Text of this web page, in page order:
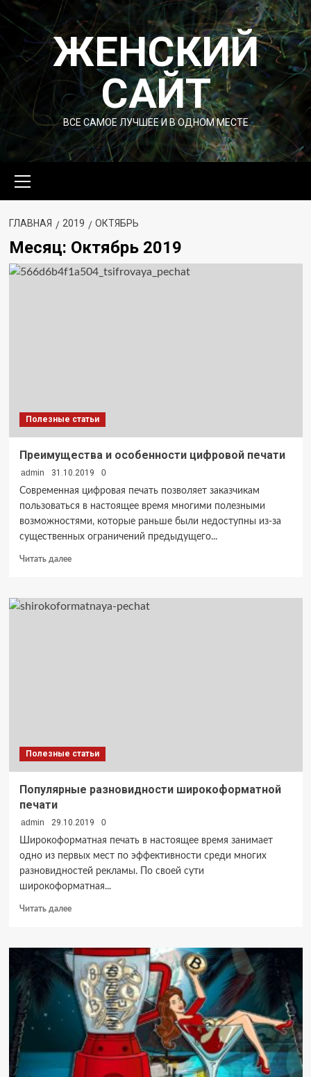
Перейти
содержимомуЖЕНСКИЙ
САЙТ
ВСЕ САМОЕ ЛУЧШЕЕ И В ОДНОМ МЕСТЕ
меню
ГЛАВНАЯ 2019 ОКТЯБРЬ
Месяц: Октябрь 2019
Полезные статьи
Преимущества и особенности цифровой печати
admin 31.10.2019
0
Современная цифровая печать позволяет заказчикам
пользоваться в настоящее время многими полезными
возможностями, которые раньше были недоступны из-за
существенных ограничений предыдущего...
Читать далееПрочитать
Преимущества
и
Полезные статьи
Популярные разновидности широкоформатной
печати
admin 29.10.2019
0
Широкоформатная печать в настоящее время занимает
одно из первых мест по эффективности среди многих
разновидностей рекламы. По своей сути
широкоформатная...
Читать далееПрочитать
Популярные
разновидности
широкоформатной
печати